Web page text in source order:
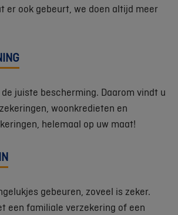
er ook gebeurt, we doen altijd meer
juiste bescherming. Daarom vindt u
woonkredieten en
helemaal op uw maat!
gebeuren, zoveel is zeker.
een familiale verzekering of een